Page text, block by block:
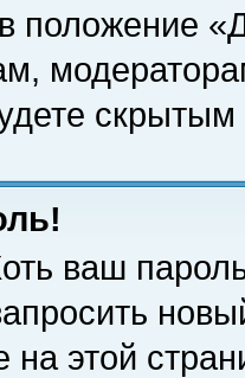
положение
скрытым
ваш
на этой